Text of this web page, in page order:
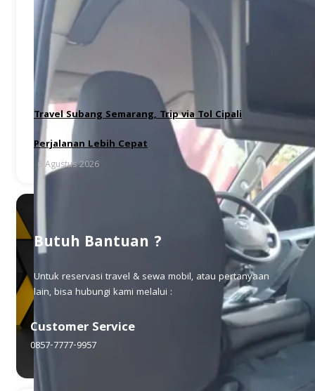
Travel Subang Semarang, Trip via Tol Cipali
Perjalanan Lebih Cepat
6 Agustus 2026
Butuh Bantuan ?
Untuk reservasi travel & sewa mobil, atau pertanyaan
lain, bisa hubungi kami melalui :
Customer Service
0857-7777-9957